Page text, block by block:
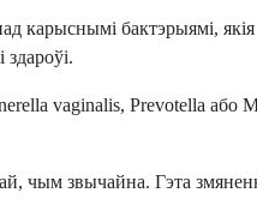
карыснымі бактэрыямі,
vaginalis, Prevotella або
чым звычайна. Гэта